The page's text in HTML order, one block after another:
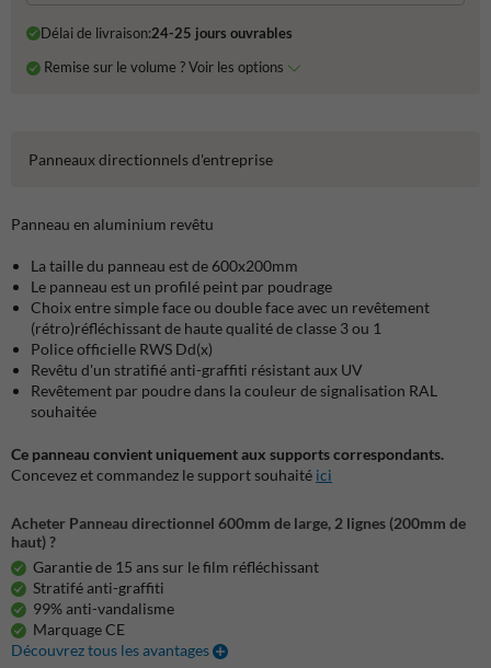
Délai de livraison:24-25 jours ouvrables
Remise sur le volume ? Voir les options
Panneaux directionnels d'entreprise
Panneau en aluminium revêtu
La taille du panneau est de 600x200mm
Le panneau est un profilé peint par poudrage
Choix entre simple face ou double face avec un revêtement
(rétro)réfléchissant de haute qualité de classe 3 ou 1
Police officielle RWS Dd(x)
Revêtu d'un stratifié anti-graffiti résistant aux UV
Revêtement par poudre dans la couleur de signalisation RAL
souhaitée
Ce panneau convient uniquement aux supports correspondants.
Concevez et commandez le support souhaité ici
Acheter Panneau directionnel 600mm de large, 2 lignes (200mm de
haut) ?
Garantie de 15 ans sur le film réfléchissant
Stratifé anti-graffiti
99% anti-vandalisme
Marquage CE
Découvrez tous les avantages